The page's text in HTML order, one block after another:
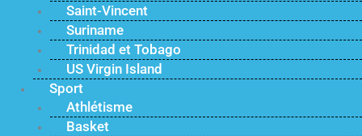
Saint-Vincent
Suriname
Trinidad et Tobago
US Virgin Island
Sport
Athlétisme
Basket